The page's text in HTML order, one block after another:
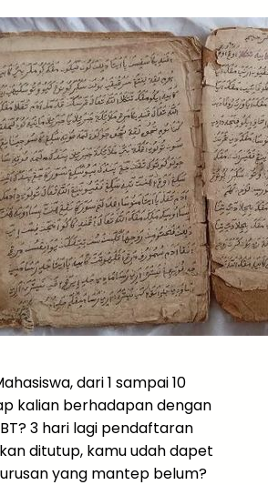
dari 1 sampai 10
kalian berhadapan dengan
3 hari lagi pendaftaran
ditutup, kamu udah dapet
yang mantep belum?